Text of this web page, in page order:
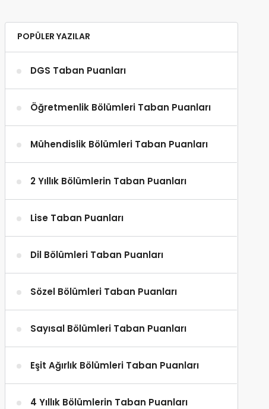
POPÜLER YAZILAR
DGS Taban Puanları
Öğretmenlik Bölümleri Taban Puanları
Mühendislik Bölümleri Taban Puanları
2 Yıllık Bölümlerin Taban Puanları
Lise Taban Puanları
Dil Bölümleri Taban Puanları
Sözel Bölümleri Taban Puanları
Sayısal Bölümleri Taban Puanları
Eşit Ağırlık Bölümleri Taban Puanları
4 Yıllık Bölümlerin Taban Puanları